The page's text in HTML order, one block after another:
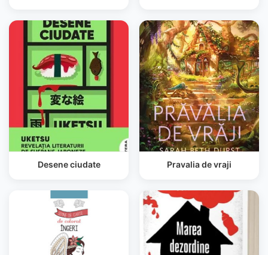
Desene ciudate Pravalia de vraji